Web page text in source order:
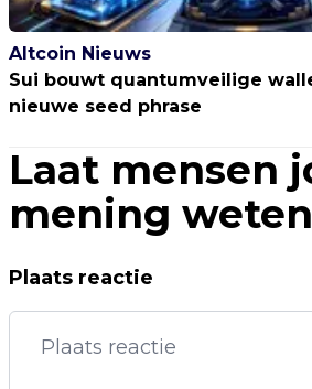
Altcoin Nieuws
Sui bouwt quantumveilige
nieuwe seed phrase
Laat mensen
mening weten
Plaats reactie